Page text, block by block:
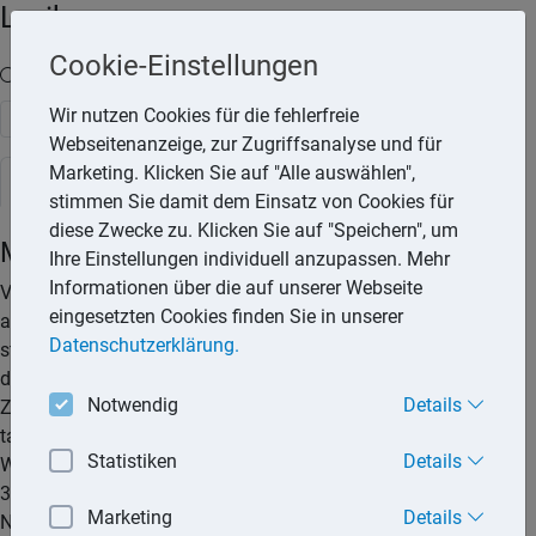
Lexika
Volltext-Suche in den Lexika
Suchen
Steuerlexikon
Mietverhältnis zwischen Angehörigen
Verträge zwischen nahen Angehörigen werden steuerlich nur
anerkannt, wenn sie dem sogenannten Fremdvergleich
standhalten. Damit müssen die vertraglichen Vereinbarungen
dem entsprechen, was zwischen fremden Dritten üblich ist.
Zudem müssen die vertraglichen Vereinbarungen auch
tatsächlich durchgeführt werden. Beträgt die Miete für eine zu
Wohnzwecken überlassene Wohnung weniger als 66 % (bis
31.12.2011: 56 %) der ortsüblichen Miete, ist die
Nutzungsüberlassung in einen entgeltlichen und einen
Cookie-Einstellungen
Wir nutzen Cookies für die fehlerfreie
Webseitenanzeige, zur Zugriffsanalyse und für
Marketing. Klicken Sie auf "Alle auswählen",
stimmen Sie damit dem Einsatz von Cookies für
diese Zwecke zu. Klicken Sie auf "Speichern", um
Ihre Einstellungen individuell anzupassen. Mehr
Informationen über die auf unserer Webseite
eingesetzten Cookies finden Sie in unserer
Datenschutzerklärung.
Notwendig Details
Statistiken Details
Marketing Details